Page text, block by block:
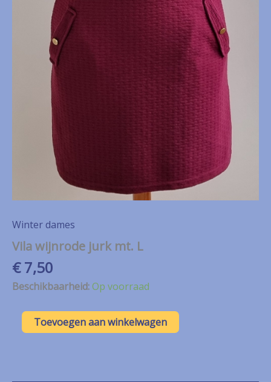
Winter dames
Vila wijnrode jurk mt. L
€7,50
Beschikbaarheid:Op voorraad
Vila
wijnrodeToevoegen aan winkelwagen